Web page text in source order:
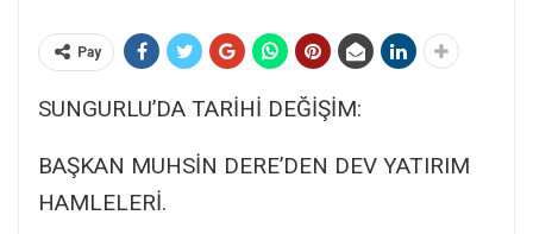
Pay
SUNGURLU’DA TARİHİ DEĞİŞİM:
BAŞKAN MUHSİN DERE’DEN DEV YATIRIM
HAMLELERİ.